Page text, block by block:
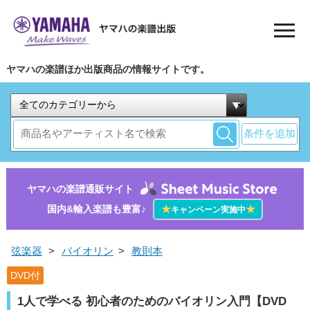
ヤマハの楽譜ほか出版商品の情報サイトです。
条件を追加
ヤマハの楽譜通販サイト
国内&輸入楽譜も豊富♪
★キャンペーン実施中★
弦楽器 > バイオリン > 教則本
DVD付
1人で学べる 初心者のためのバイオリン入門【DVD